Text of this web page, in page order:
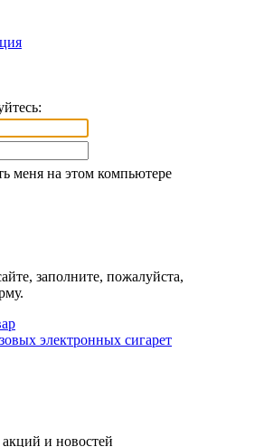
меня на этом компьютере
заполните, пожалуйста,
электронных сигарет
и новостей